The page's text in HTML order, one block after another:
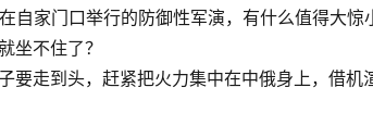
自家门口举行的防御性军演，有什么值得大惊
坐不住了？
要走到头，赶紧把火力集中在中俄身上，借机